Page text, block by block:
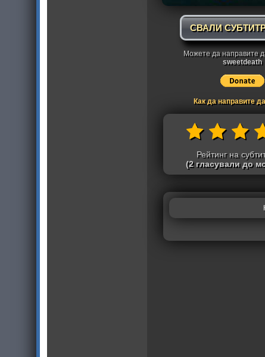
СВАЛИ
Можете да направите
sweetdeath
Как да направите
Рейтинг на
(2 гласували до